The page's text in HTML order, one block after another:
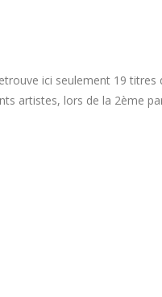
ici seulement 19
artistes, lors de la 2ème